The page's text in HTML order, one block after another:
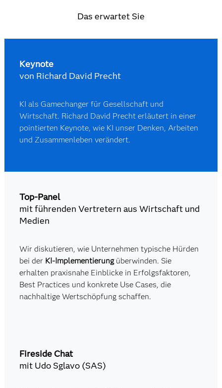
Das erwartet Sie
Keynote
von Richard David Precht
KI als Gamechanger für Gesellschaft und
Wirtschaft. Richard David Precht erläutert in einer
pointierten Keynote, wie KI unser Denken, Arbeiten
und Zusammenleben verändert.
Top-Panel
mit führenden Vertretern aus Wirtschaft und
Medien
Wir diskutieren, wie Unternehmen typische Hürden
bei der KI-Implementierungüberwinden. Sie
erhalten praxisnahe Einblicke in Erfolgsfaktoren,
Best Practices und konkrete Use Cases, die
nachhaltige Wertschöpfung schaffen.
Fireside Chat
mit Udo Sglavo (SAS)